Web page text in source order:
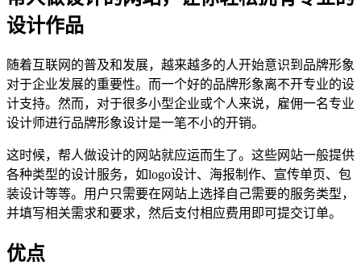
设计作品
随着互联网的普及和发展，越来越多的人开始意识到品牌形象
对于企业发展的重要性。而一个好的品牌形象离不开专业的设
计支持。然而，对于很多小型企业或个人来说，雇佣一名专业
设计师进行品牌形象设计是一笔不小的开销。
这时候，帮人做设计的网站就应运而生了。这些网站一般提供
各种类型的设计服务，如logo设计、海报制作、宣传单页、包
装设计等等。用户只需要在网站上选择自己需要的服务类型，
并填写相关需求和要求，然后支付相应费用即可提交订单。
优点